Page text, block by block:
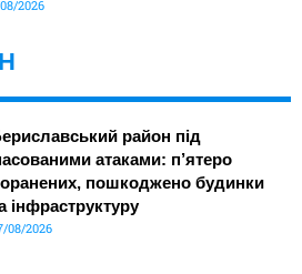
2026
район під
атаками: п’ятеро
пошкоджено будинки
інфраструктуру
08/2026